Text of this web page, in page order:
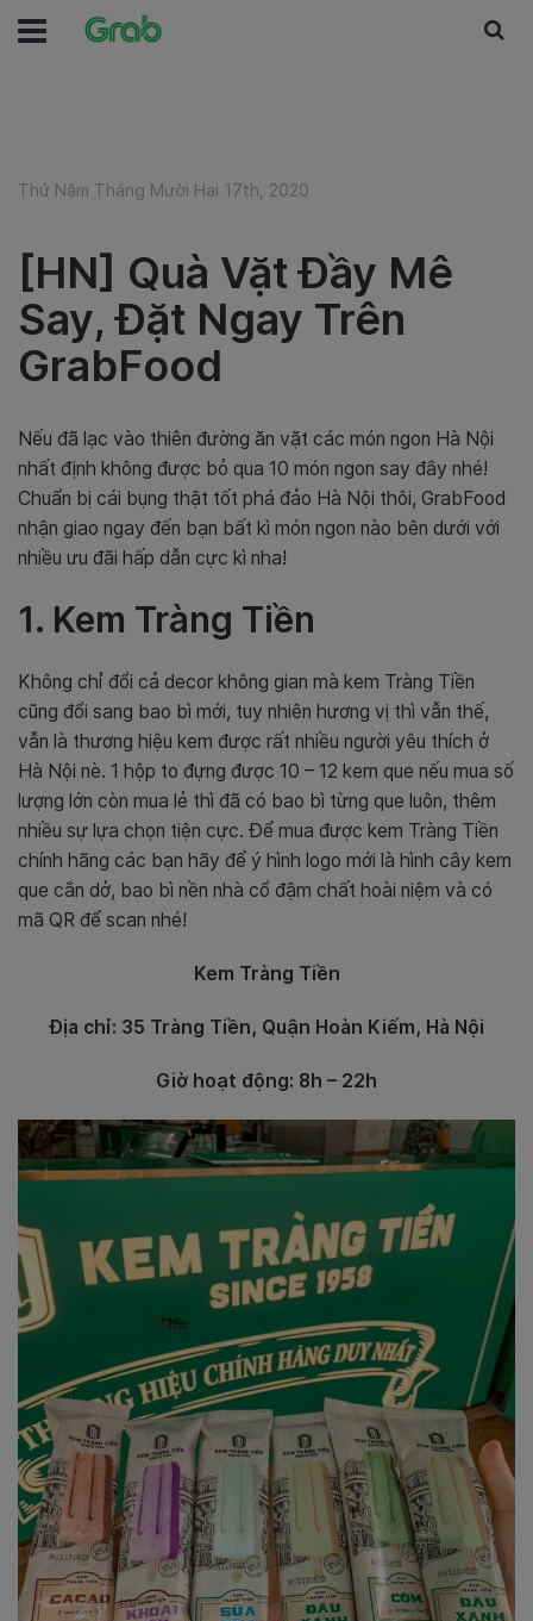
Thứ Năm Tháng Mười Hai 17th, 2020
[HN] Quà Vặt Đầy Mê
Say, Đặt Ngay Trên
GrabFood
Nếu đã lạc vào thiên đường ăn vặt các món ngon Hà Nội
nhất định không được bỏ qua 10 món ngon say đây nhé!
Chuẩn bị cái bụng thật tốt phá đảo Hà Nội thôi, GrabFood
nhận giao ngay đến bạn bất kì món ngon nào bên dưới với
nhiều ưu đãi hấp dẫn cực kì nha!
1. Kem Tràng Tiền
Không chỉ đổi cả decor không gian mà kem Tràng Tiền
cũng đổi sang bao bì mới, tuy nhiên hương vị thì vẫn thế,
vẫn là thương hiệu kem được rất nhiều người yêu thích ở
Hà Nội nè. 1 hộp to đựng được 10 – 12 kem que nếu mua số
lượng lớn còn mua lẻ thì đã có bao bì từng que luôn, thêm
nhiều sự lựa chọn tiện cực. Để mua được kem Tràng Tiền
chính hãng các bạn hãy để ý hình logo mới là hình cây kem
que cắn dở, bao bì nền nhà cổ đậm chất hoài niệm và có
mã QR để scan nhé!
Kem Tràng Tiền
Địa chỉ: 35 Tràng Tiền, Quận Hoàn Kiếm, Hà Nội
Giờ hoạt động: 8h – 22h